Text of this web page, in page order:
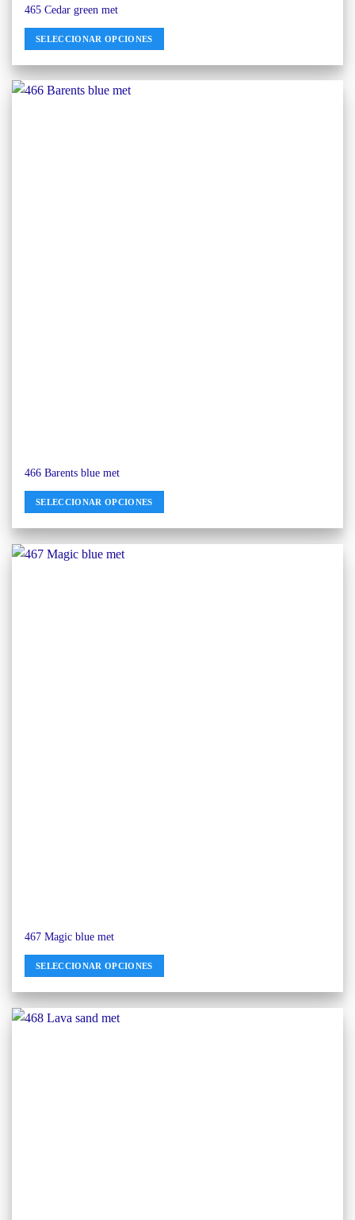
465 Cedar green met
SELECCIONAR OPCIONES
466 Barents blue met
SELECCIONAR OPCIONES
467 Magic blue met
SELECCIONAR OPCIONES